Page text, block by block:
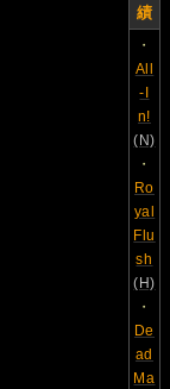
績
・
All
-I
n!
(N)
・
Ro
yal
Flu
sh
(H)
・
De
ad
Ma